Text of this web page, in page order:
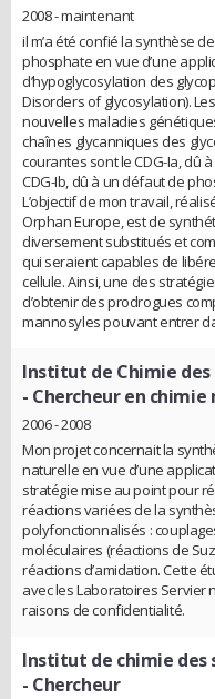
2008 - maintenant
il m’a été confié la synthèse
phosphate en vue d’une
d’hypoglycosylation des
Disorders of glycosylation).
nouvelles maladies
chaînes glycanniques des
courantes sont le CDG-Ia, dû
CDG-Ib, dû à un défaut de
L’objectif de mon travail,
Orphan Europe, est de
diversement substitués et
qui seraient capables de
cellule. Ainsi, une des
d’obtenir des prodrogues
mannosyles pouvant entrer
Institut de Chimie des
- Chercheur en chimie
2006 - 2008
Mon projet concernait la
naturelle en vue d’une
stratégie mise au point pour
réactions variées de la
polyfonctionnalisés :
moléculaires (réactions de
réactions d’amidation. Cette
avec les Laboratoires Servier
raisons de confidentialité.
Institut de chimie des
- Chercheur